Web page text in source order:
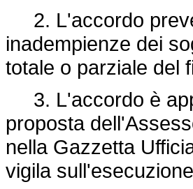
2. L'accordo
inadempienze dei
totale o parziale del
3. L'accordo è
proposta
nella Gazzetta
vigila